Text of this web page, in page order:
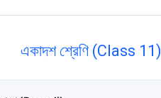
একাদশ শ্রেণি (Class 11)